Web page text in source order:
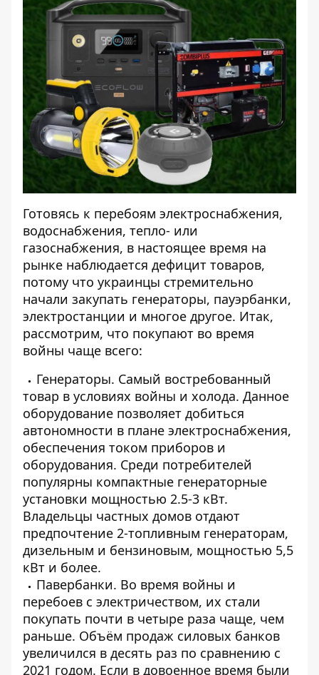
Готовясь к перебоям электроснабжения,
водоснабжения, тепло- или
газоснабжения, в настоящее время на
рынке наблюдается дефицит товаров,
потому что украинцы стремительно
начали закупать генераторы, пауэрбанки,
электростанции и многое другое. Итак,
рассмотрим, что покупают во время
войны чаще всего:
Генераторы. Самый востребованный
товар в условиях войны и холода. Данное
оборудование позволяет добиться
автономности в плане электроснабжения,
обеспечения током приборов и
оборудования. Среди потребителей
популярны компактные генераторные
установки мощностью 2.5-3 кВт.
Владельцы частных домов отдают
предпочтение 2-топливным генераторам,
дизельным и бензиновым, мощностью 5,5
кВт и более.
Павербанки. Во время войны и
перебоев с электричеством, их стали
покупать почти в четыре раза чаще, чем
раньше. Объём продаж силовых банков
увеличился в десять раз по сравнению с
2021 годом. Если в довоенное время были